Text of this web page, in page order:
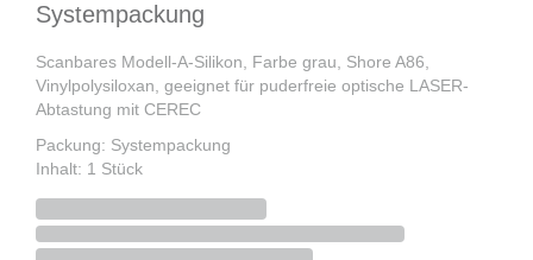
Systempackung
Scanbares Modell-A-Silikon, Farbe grau, Shore A86,
Vinylpolysiloxan, geeignet für puderfreie optische LASER-
Abtastung mit CEREC
Packung: Systempackung
Inhalt: 1 Stück